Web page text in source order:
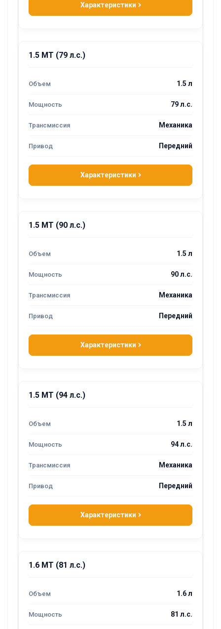
Характеристики
1.5 MT (79 л.с.)
1.5 л
79 л.с.
Механика
Передний
Характеристики
1.5 MT (90 л.с.)
1.5 л
90 л.с.
Механика
Передний
Характеристики
1.5 MT (94 л.с.)
1.5 л
94 л.с.
Механика
Передний
Характеристики
1.6 MT (81 л.с.)
1.6 л
81 л.с.